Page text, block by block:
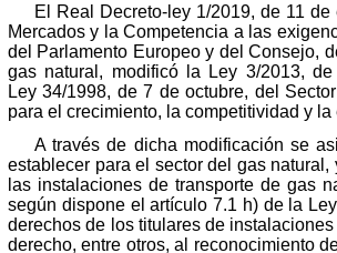
El Real Decreto-ley 1/2019, de 11
Mercados y la Competencia a las
del Parlamento Europeo y del Consejo,
gas natural, modificó la Ley 3/2013,
Ley 34/1998, de 7 de octubre, del
para el crecimiento, la competitividad y la
A través de dicha modificación se
establecer para el sector del gas
las instalaciones de transporte de gas
según dispone el artículo 7.1 h) de la
derechos de los titulares de
derecho, entre otros, al reconocimiento